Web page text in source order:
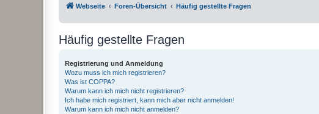
Webseite Foren-Übersicht Häufig gestellte Fragen
Häufig gestellte Fragen
Registrierung und Anmeldung
Wozu muss ich mich registrieren?
Was ist COPPA?
Warum kann ich mich nicht registrieren?
Ich habe mich registriert, kann mich aber nicht anmelden!
Warum kann ich mich nicht anmelden?